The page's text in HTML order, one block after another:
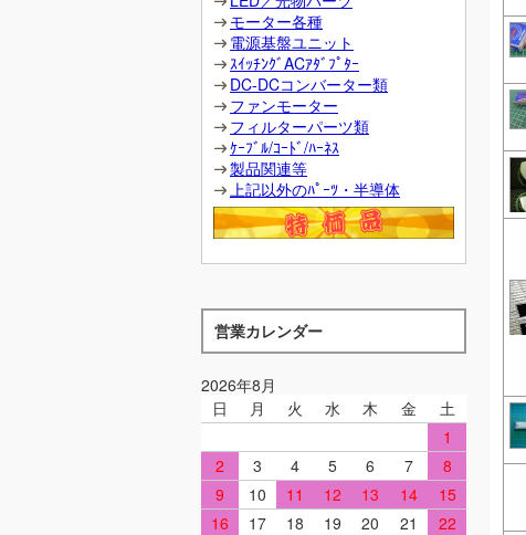
モーター各種
電源基盤ユニット
ｽｲｯﾁﾝｸﾞACｱﾀﾞﾌﾟﾀｰ
DC-DCコンバーター類
ファンモーター
フィルターパーツ類
ｹｰﾌﾞﾙ/ｺｰﾄﾞ/ﾊｰﾈｽ
製品関連等
上記以外のﾊﾟｰﾂ・半導体
営業カレンダー
2026年8月
日
月 火 水 木 金
土
1
2
3 4 5 6 7
8
9
10 11 12 13 14
15
16
17 18 19 20 21
22